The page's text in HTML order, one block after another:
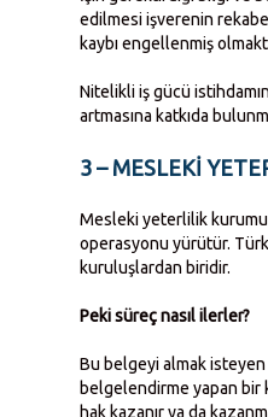
edilmesi işverenin
kaybı engellenmiş
Nitelikli iş gücü
artmasına katkıda
3 – MESLEKİ
Mesleki yeterlilik
operasyonu yürütür.
kuruluşlardan biridir.
Peki süreç nasıl ilerler?
Bu belgeyi almak isteyen
belgelendirme yapan bir
hak kazanır ya da